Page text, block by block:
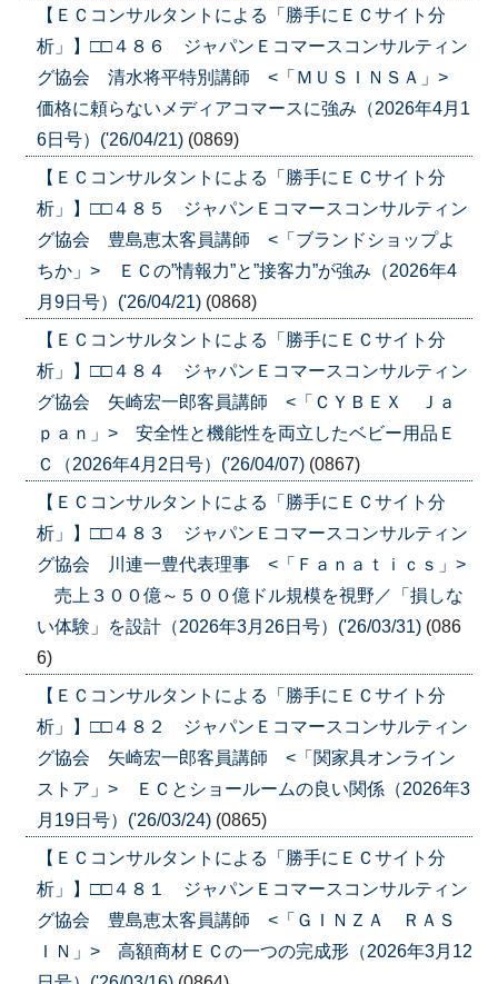
【ＥＣコンサルタントによる「勝手にＥＣサイト分
析」】□□４８６ ジャパンＥコマースコンサルティン
グ協会 清水将平特別講師 <「ＭＵＳＩＮＳＡ」>
価格に頼らないメディアコマースに強み（2026年4月1
6日号）('26/04/21) (0869)
【ＥＣコンサルタントによる「勝手にＥＣサイト分
析」】□□４８５ ジャパンＥコマースコンサルティン
グ協会 豊島恵太客員講師 <「ブランドショップよ
ちか」> ＥＣの”情報力”と”接客力”が強み（2026年4
月9日号）('26/04/21) (0868)
【ＥＣコンサルタントによる「勝手にＥＣサイト分
析」】□□４８４ ジャパンＥコマースコンサルティン
グ協会 矢崎宏一郎客員講師 <「ＣＹＢＥＸ Ｊａ
ｐａｎ」> 安全性と機能性を両立したベビー用品Ｅ
Ｃ（2026年4月2日号）('26/04/07) (0867)
【ＥＣコンサルタントによる「勝手にＥＣサイト分
析」】□□４８３ ジャパンＥコマースコンサルティン
グ協会 川連一豊代表理事 <「Ｆａｎａｔｉｃｓ」>
売上３００億～５００億ドル規模を視野／「損しな
い体験」を設計（2026年3月26日号）('26/03/31) (086
6)
【ＥＣコンサルタントによる「勝手にＥＣサイト分
析」】□□４８２ ジャパンＥコマースコンサルティン
グ協会 矢崎宏一郎客員講師 <「関家具オンライン
ストア」> ＥＣとショールームの良い関係（2026年3
月19日号）('26/03/24) (0865)
【ＥＣコンサルタントによる「勝手にＥＣサイト分
析」】□□４８１ ジャパンＥコマースコンサルティン
グ協会 豊島恵太客員講師 <「ＧＩＮＺＡ ＲＡＳ
ＩＮ」> 高額商材ＥＣの一つの完成形（2026年3月12